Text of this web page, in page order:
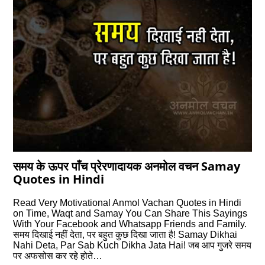
समय के ऊपर पाँच प्रेरणादायक अनमोल वचन Samay
Quotes in Hindi
Read Very Motivational Anmol Vachan Quotes in Hindi
on Time, Waqt and Samay You Can Share This Sayings
With Your Facebook and Whatsapp Friends and Family.
समय दिखाई नहीं देता, पर बहुत कुछ दिखा जाता है! Samay Dikhai
Nahi Deta, Par Sab Kuch Dikha Jata Hai! जब आप गुजरे समय
पर अफसोस कर रहे होते…